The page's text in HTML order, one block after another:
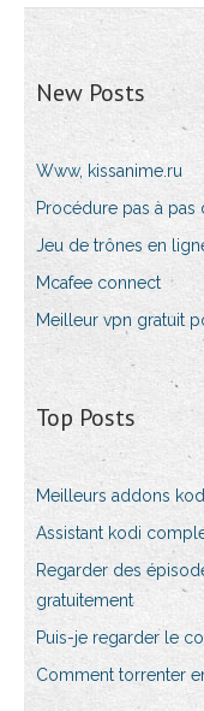
New Posts
Www, kissanime.ru
Procédure pas à pas
Jeu de trônes en
Mcafee connect
Meilleur vpn gratuit
Top Posts
Meilleurs addons
Assistant kodi
Regarder des
gratuitement
Puis-je regarder le
Comment torrenter